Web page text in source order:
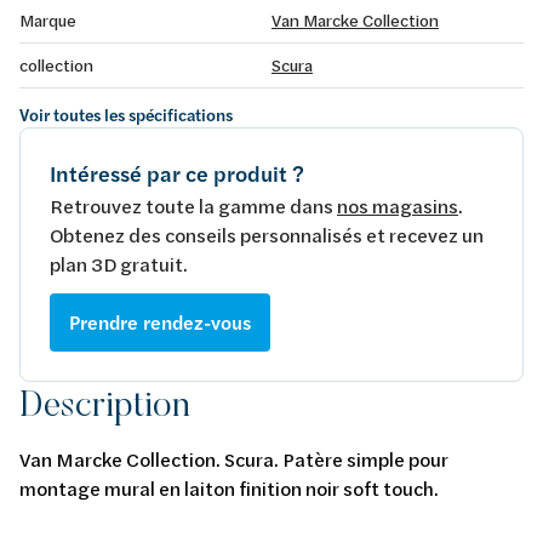
Marque
Van Marcke Collection
collection
Scura
Voir toutes les spécifications
Intéressé par ce produit ?
Retrouvez toute la gamme dans nos magasins.
Obtenez des conseils personnalisés et recevez un
plan 3D gratuit.
Prendre rendez-vous
Description
Van Marcke Collection. Scura. Patère simple pour
montage mural en laiton finition noir soft touch.